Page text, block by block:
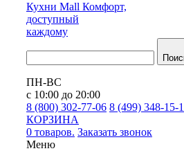
Кухни Mall Комфорт,
доступный
каждому
ПН-ВС
с 10:00 до 20:00
8 (800) 302-77-06 8 (499) 348-15-
КОРЗИНА
0 товаров. Заказать звонок
Меню